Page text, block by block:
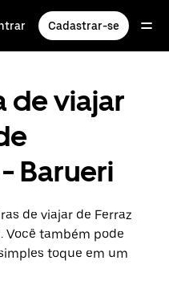
Cadastrar-se
de viajar
Barueri
de viajar de Ferraz
Você também pode
toque em um